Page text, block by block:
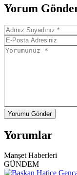
Yorum
Yorumu Gönder
Yorumlar
Manşet Haberleri
GÜNDEM